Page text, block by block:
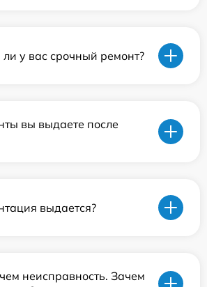
у вас срочный ремонт?
вы выдаете после
выдается?
неисправность. Зачем